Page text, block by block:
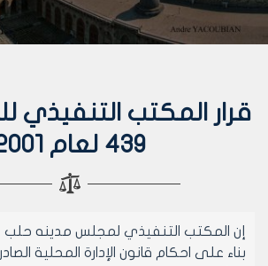
قرار المكتب التنفيذي
439 لعام 2001
إن المكتب التنفيذي لمجلس مدينه حلب
بناء على احكام قانون الإدارة المحلية